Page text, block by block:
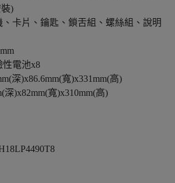
)
卡片、鑰匙、鎖舌組、螺絲組、說明
電池x8
深)x86.6mm(寬)x331mm(高)
)x82mm(寬)x310mm(高)